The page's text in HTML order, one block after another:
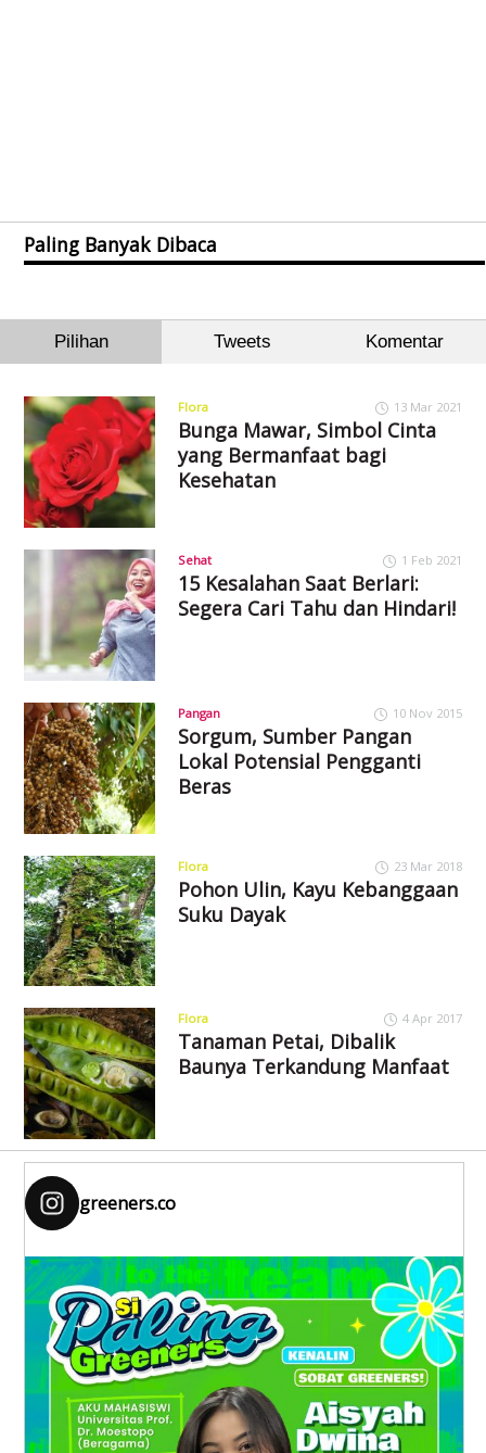
Paling Banyak Dibaca
Pilihan Tweets Komentar
Flora 13 Mar 2021
Bunga Mawar, Simbol Cinta
yang Bermanfaat bagi
Kesehatan
Sehat 1 Feb 2021
15 Kesalahan Saat Berlari:
Segera Cari Tahu dan Hindari!
Pangan 10 Nov 2015
Sorgum, Sumber Pangan
Lokal Potensial Pengganti
Beras
Flora 23 Mar 2018
Pohon Ulin, Kayu Kebanggaan
Suku Dayak
Flora 4 Apr 2017
Tanaman Petai, Dibalik
Baunya Terkandung Manfaat
greeners.co